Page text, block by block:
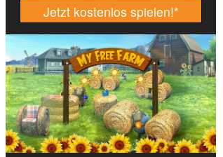
Jetzt kostenlos spielen!*